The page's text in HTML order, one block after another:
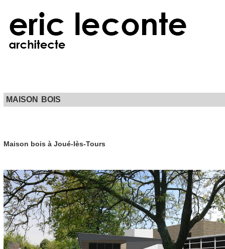
MAISON BOIS
Maison bois à Joué-lès-Tours